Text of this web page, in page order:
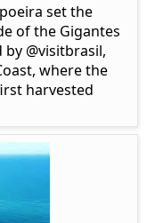
set the
of the Gigantes
@visitbrasil,
where the
harvested